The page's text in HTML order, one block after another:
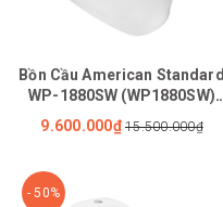
Bồn Cầu American Standard
WP-1880SW (WP1880SW)
Nắp Rửa Cơ M4A839
9.600.000₫ 15.500.000₫
- 50%